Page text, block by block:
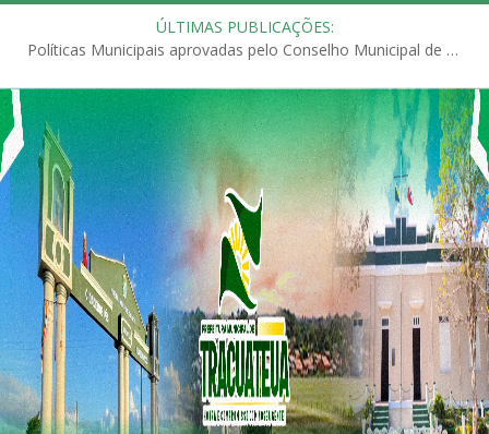
ÚLTIMAS PUBLICAÇÕES:
Políticas Municipais aprovadas pelo Conselho Municipal de Educação (CME)